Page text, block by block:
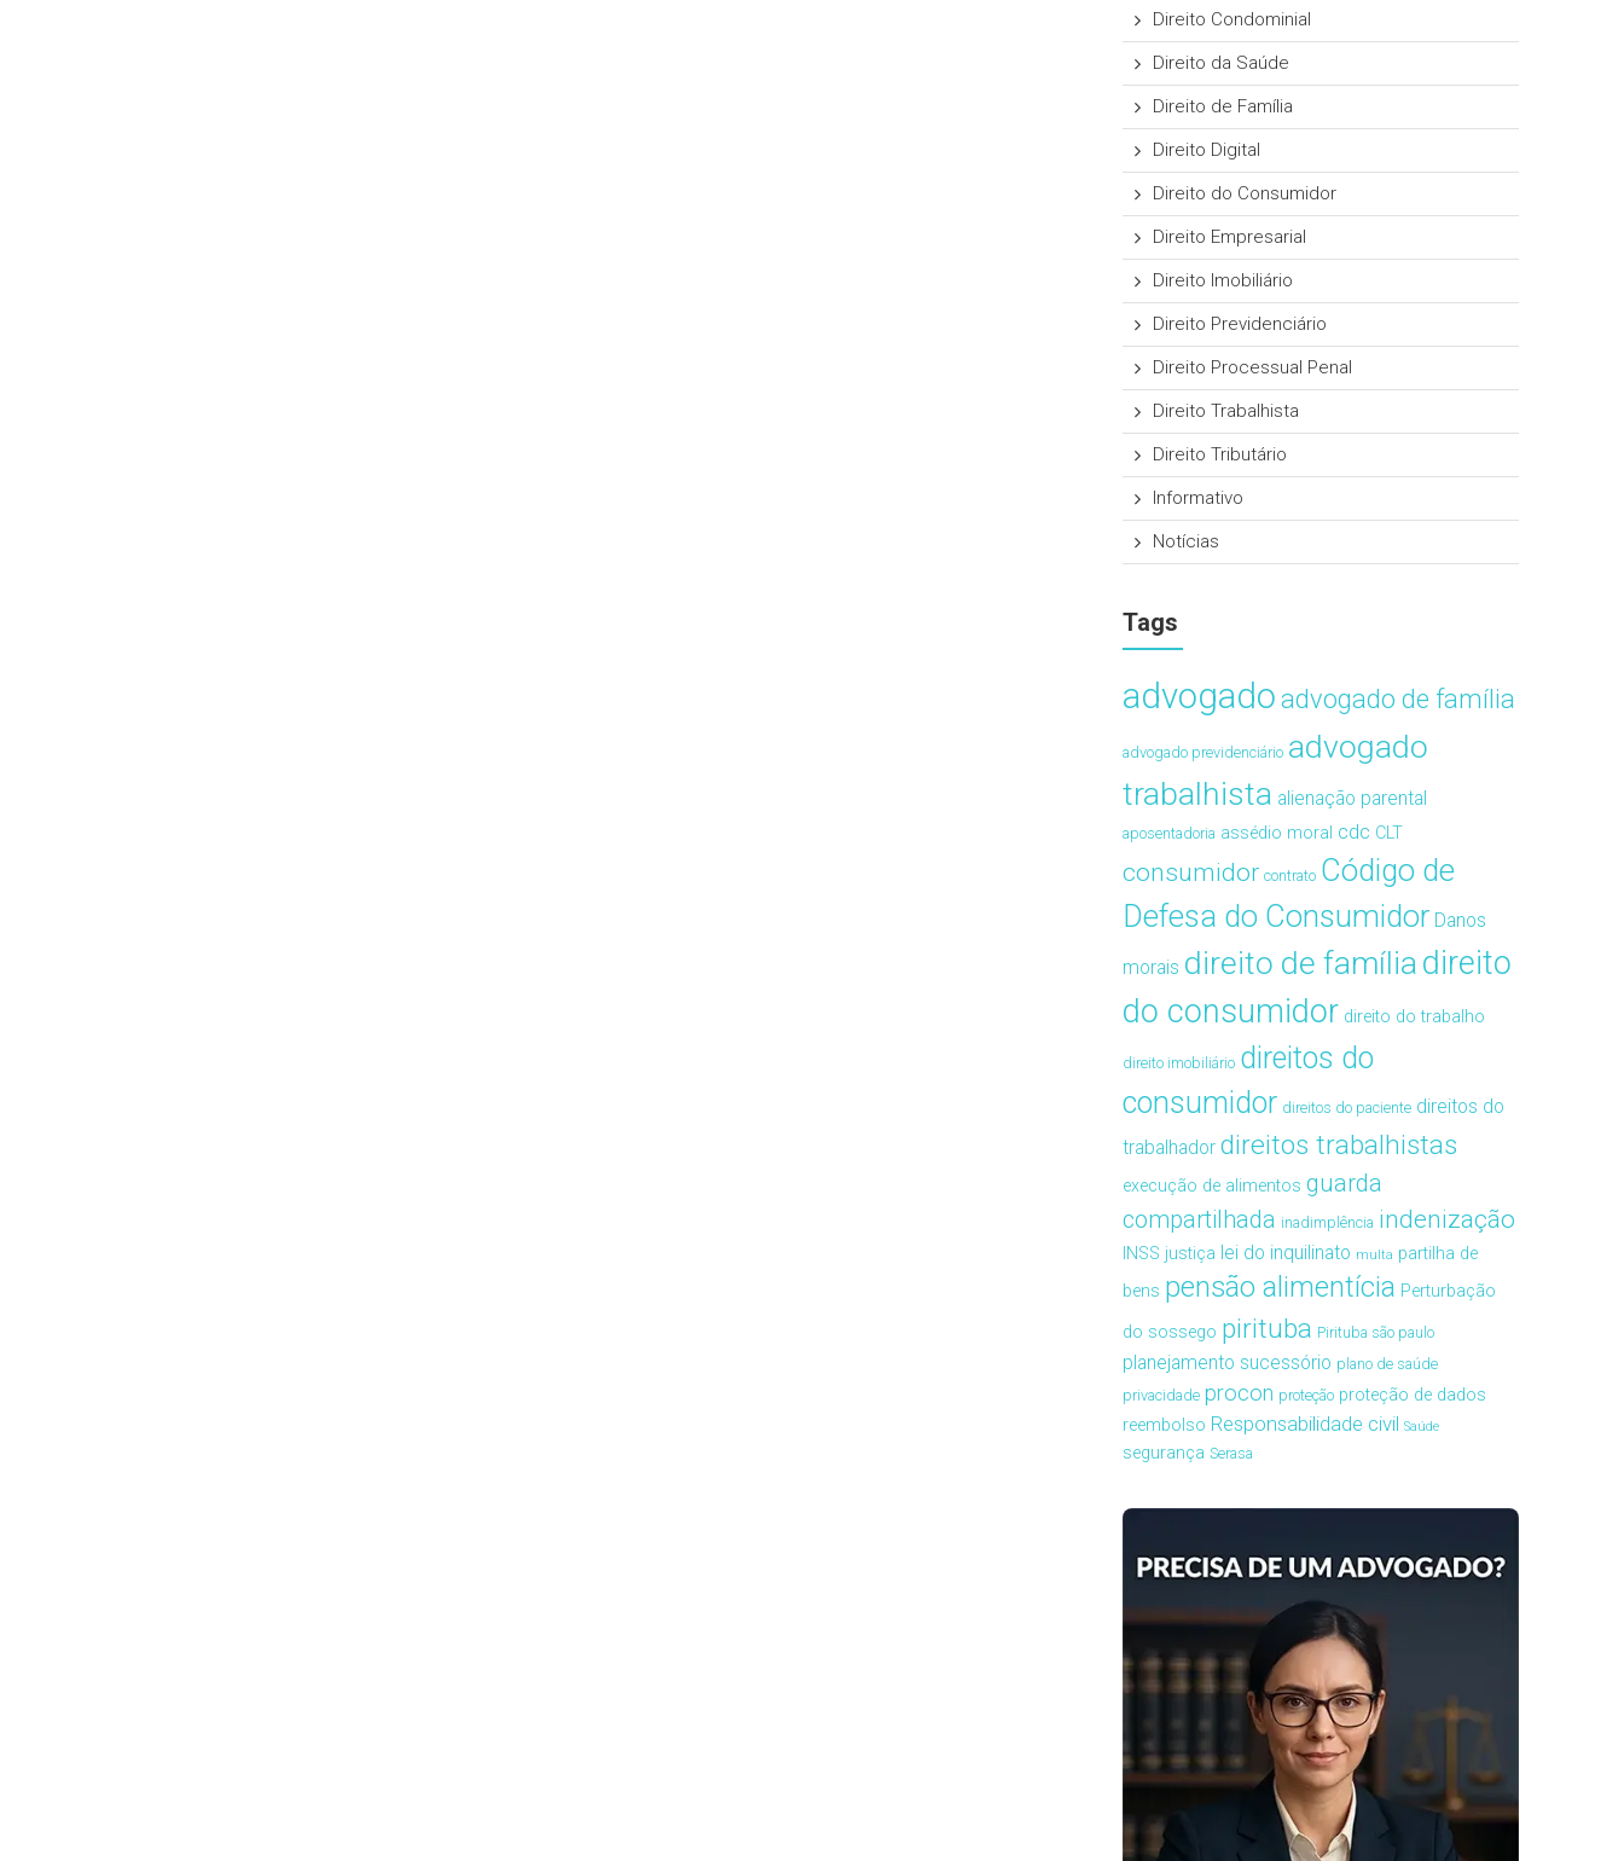
Direito Condominial
Direito da Saúde
Direito de Família
Direito Digital
Direito do Consumidor
Direito Empresarial
Direito Imobiliário
Direito Previdenciário
Direito Processual Penal
Direito Trabalhista
Direito Tributário
Informativo
Notícias
Tags
advogado advogado de família
advogado previdenciário advogado
trabalhista alienação parental
aposentadoria assédio moral cdc CLT
consumidor contrato Código de
Defesa do Consumidor Danos
morais direito de famíliadireito
do consumidor direito do trabalho
direito imobiliário direitos do
consumidor direitos do paciente direitos do
trabalhador direitos trabalhistas
execução de alimentos guarda
compartilhada inadimplência indenização
INSS justiça lei do inquilinato multa partilha de
bens pensão alimentícia Perturbação
do sossego pirituba Pirituba são paulo
planejamento sucessório plano de saúde
privacidade procon proteção proteção de dados
reembolso Responsabilidade civil Saúde
segurança Serasa